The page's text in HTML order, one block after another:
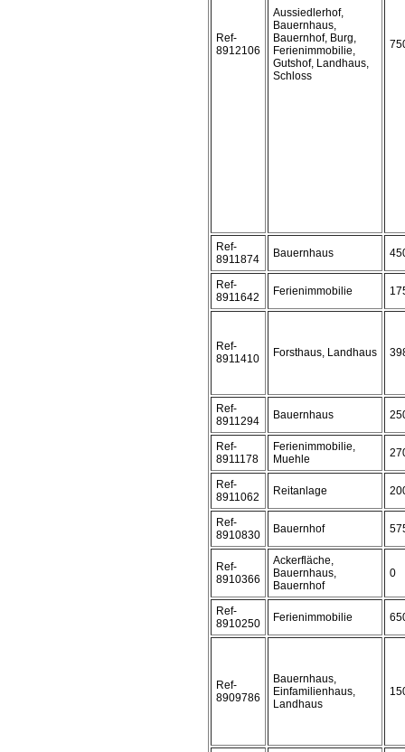
Ref-
8912106
Aussiedlerhof,
Bauernhaus,
Bauernhof, Burg,
Ferienimmobilie,
Gutshof, Landhaus,
Schloss
Ref-
8911874
Bauernhaus
Ref-
8911642
Ferienimmobilie
Ref-
8911410
Forsthaus, Landhaus
Ref-
8911294
Bauernhaus
Ref-
8911178
Ferienimmobilie,
Muehle
Ref-
8911062
Reitanlage
Ref-
8910830
Bauernhof
Ref-
8910366
Ackerfläche,
Bauernhaus,
Bauernhof
0
Ref-
8910250
Ferienimmobilie
Ref-
8909786
Bauernhaus,
Einfamilienhaus,
Landhaus